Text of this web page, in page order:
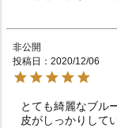
非公開
投稿日
2020/12/06
とても綺麗なブル
皮がしっかりして